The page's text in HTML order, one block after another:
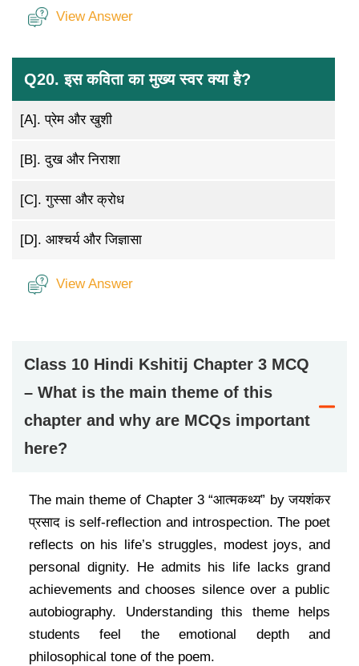
View Answer
Q20. इस कविता का मुख्य स्वर क्या है?
[A].प्रेम और खुशी
[B].दुख और निराशा
[C].गुस्सा और क्रोध
[D]. आश्चर्य और जिज्ञासा
View Answer
Class 10 Hindi Kshitij Chapter 3 MCQ
– What is the main theme of this
chapter and why are MCQs important
here?
The main theme of Chapter 3 “आत्मकथ्य” by जयशंकर
प्रसाद is self‑reflection and introspection. The poet
reflects on his life’s struggles, modest joys, and
personal dignity. He admits his life lacks grand
achievements and chooses silence over a public
autobiography. Understanding this theme helps
students feel the emotional depth and
philosophical tone of the poem.